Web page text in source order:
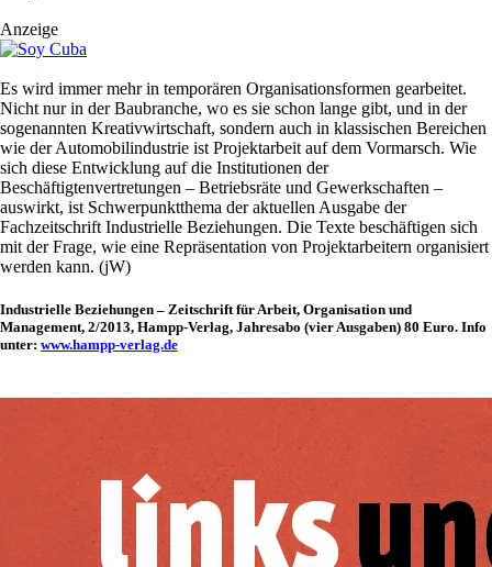
Anzeige
Es wird immer mehr in temporären Organisationsformen gearbeitet.
Nicht nur in der Baubranche, wo es sie schon lange gibt, und in der
sogenannten Kreativwirtschaft, sondern auch in klassischen Bereichen
wie der Automobilindustrie ist Projektarbeit auf dem Vormarsch. Wie
sich diese Entwicklung auf die Institutionen der
Beschäftigtenvertretungen – Betriebsräte und Gewerkschaften –
auswirkt, ist Schwerpunktthema der aktuellen Ausgabe der
Fachzeitschrift Industrielle Beziehungen. Die Texte beschäftigen sich
mit der Frage, wie eine Repräsentation von Projektarbeitern organisiert
werden kann. (jW)
Industrielle Beziehungen – Zeitschrift für Arbeit, Organisation und
Management, 2/2013, Hampp-Verlag, Jahresabo (vier Ausgaben) 80 Euro. Info
unter: www.hampp-verlag.de